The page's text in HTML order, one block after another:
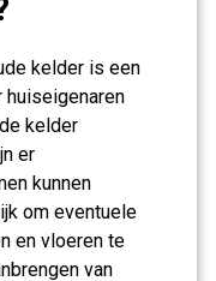
kelder is een
kelder
er
kunnen
om eventuele
en vloeren te
van